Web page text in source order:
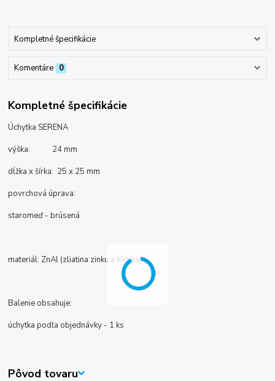
Kompletné špecifikácie
Komentáre 0
Kompletné špecifikácie
Úchytka SERENA
výška: 24 mm
dĺžka x šírka: 25 x 25 mm
povrchová úprava:
staromeď - brúsená
materiál: ZnAl (zliatina zinku a hliníka)
Balenie obsahuje:
úchytka podľa objednávky - 1 ks
Pôvod tovaru